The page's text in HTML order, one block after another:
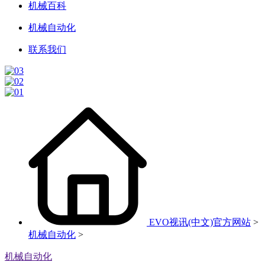
机械百科
机械自动化
联系我们
EVO视讯(中文)官方网站 >
机械自动化 >
机械自动化